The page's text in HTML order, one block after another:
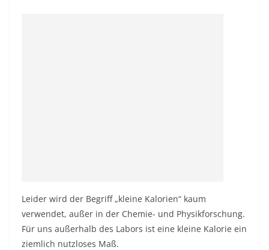
Leider wird der Begriff „kleine Kalorien“ kaum
verwendet, außer in der Chemie- und Physikforschung.
Für uns außerhalb des Labors ist eine kleine Kalorie ein
ziemlich nutzloses Maß.